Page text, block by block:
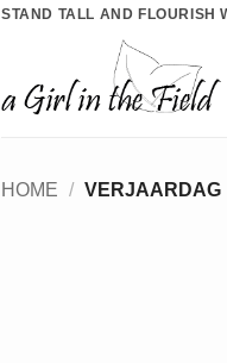
STAND TALL AND FLOURISH
HOME / VERJAARDAG